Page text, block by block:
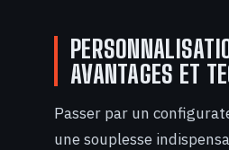
AVANTAGES ET
Passer par un
une souplesse